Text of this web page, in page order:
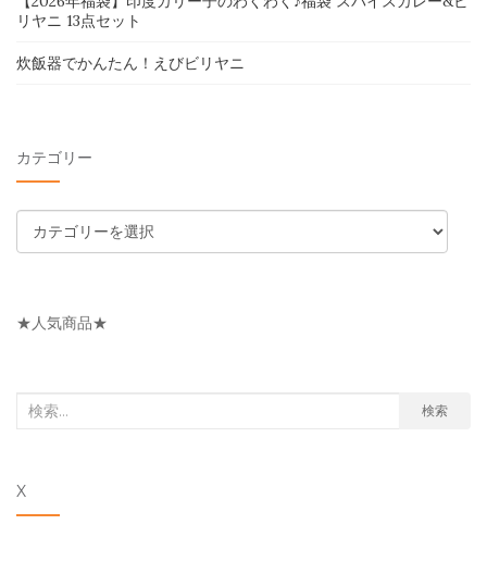
リヤニ 13点セット
炊飯器でかんたん！えびビリヤニ
カテゴリー
テ
リ
★人気商品★
検
象:
検索
X